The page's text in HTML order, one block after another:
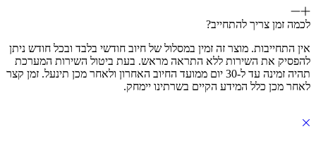
לכמה זמן צריך להתחייב?
אין התחייבות. מוצר זה זמין במסלול של חיוב חודשי בלבד ובכל חודש ניתן
להפסיק את השירות ללא התראה מראש. בעת ביטול השירות המערכת
תהיה זמינה עד ל-30 יום ממועד החיוב האחרון ולאחר מכן תינעל. זמן קצר
לאחר מכן כלל המידע הקיים בשרתינו יימחק.